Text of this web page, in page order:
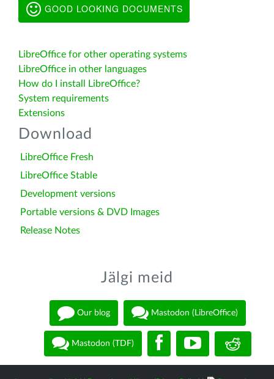
GOOD LOOKING DOCUMENTS
LibreOffice for other operating systems
LibreOffice in other languages
How do I install LibreOffice?
System requirements
Extensions
Download
LibreOffice Fresh
LibreOffice Stable
Development versions
Portable versions & DVD Images
Release Notes
Jälgi meid
Our blog Mastodon (LibreOffice)
Mastodon (TDF)